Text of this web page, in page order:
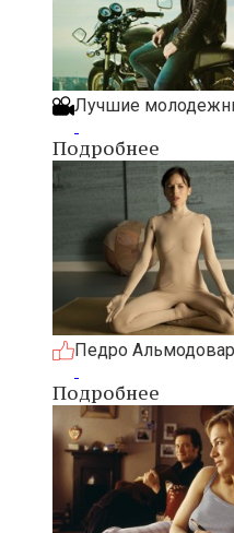
Лучшие
Подробнее
Педро
Подробнее